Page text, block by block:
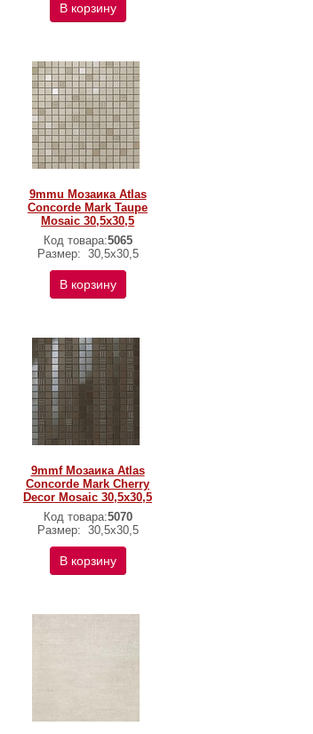
В корзину
9mmu Мозаика Atlas
Concorde Mark Taupe
Mosaic 30,5x30,5
Код товара:5065
Размер: 30,5x30,5
В корзину
9mmf Мозаика Atlas
Concorde Mark Cherry
Decor Mosaic 30,5x30,5
Код товара:5070
Размер: 30,5x30,5
В корзину